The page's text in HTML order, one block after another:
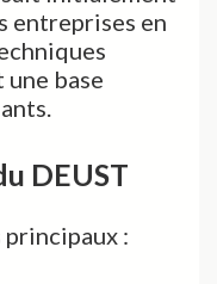
entreprises en
base
DEUST
: